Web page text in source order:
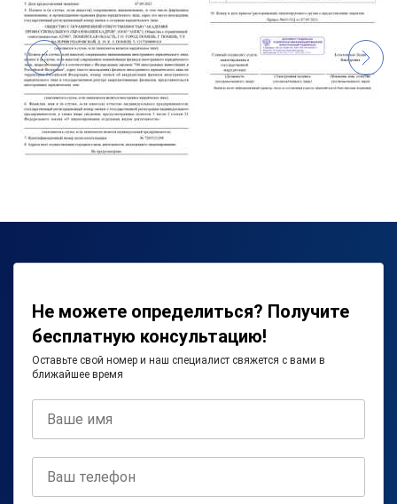
Не можете определиться? Получите
бесплатную консультацию!
Оставьте свой номер и наш специалист свяжется с вами в
ближайшее время